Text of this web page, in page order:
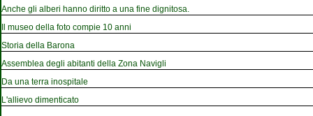
Anche gli alberi hanno diritto a una fine dignitosa.
Il museo della foto compie 10 anni
Storia della Barona
Assemblea degli abitanti della Zona Navigli
Da una terra inospitale
L'allievo dimenticato